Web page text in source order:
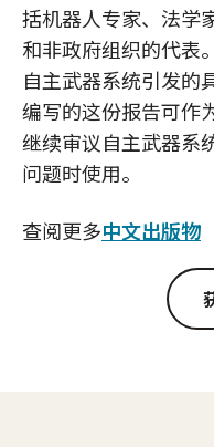
括机器人专家、法学
和非政府组织的代表
自主武器系统引发的
编写的这份报告可作
继续审议自主武器系
问题时使用。
查阅更多中文出版物